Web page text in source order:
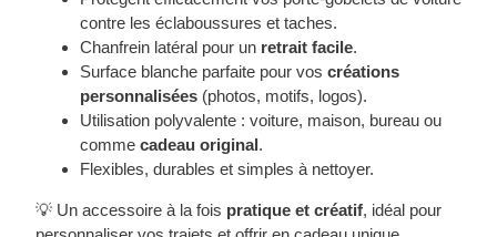
contre les éclaboussures et taches.
Chanfrein latéral pour un retrait facile.
Surface blanche parfaite pour vos créations
personnalisées (photos, motifs, logos).
Utilisation polyvalente : voiture, maison, bureau ou
comme cadeau original.
Flexibles, durables et simples à nettoyer.
💡 Un accessoire à la fois pratique et créatif, idéal pour